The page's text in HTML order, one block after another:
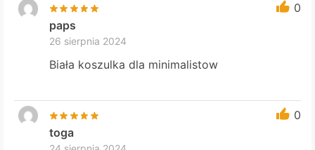
0
paps
26 sierpnia 2024
Biała koszulka dla minimalistow
0
toga